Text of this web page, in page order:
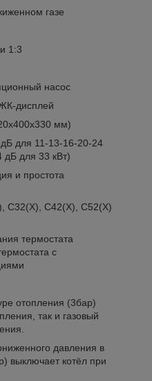
газе
1:3
насос
дисплей
мм)
для 11-13-16-20-24
дБ для 33 кВт)
и простота
C32(X), C42(X), C52(X)
термостата
с
отопления (3бар)
так и газовый
давления в
выключает котёл при